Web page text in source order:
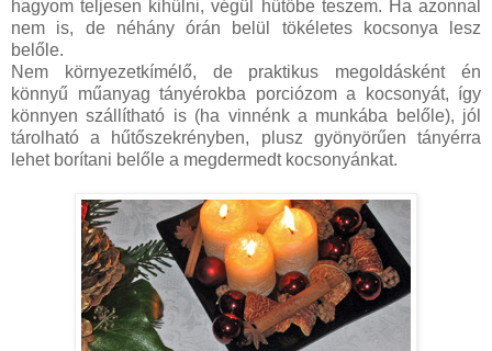
hagyom teljesen kihűlni, végül hűtőbe teszem. Ha azonnal
nem is, de néhány órán belül tökéletes kocsonya lesz
belőle.
Nem környezetkímélő, de praktikus megoldásként én
könnyű műanyag tányérokba porciózom a kocsonyát, így
könnyen szállítható is (ha vinnénk a munkába belőle), jól
tárolható a hűtőszekrényben, plusz gyönyörűen tányérra
lehet borítani belőle a megdermedt kocsonyánkat.